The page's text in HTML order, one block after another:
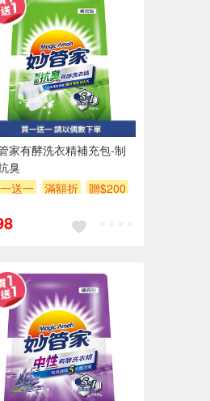
家有酵洗衣精補充包-制
臭
送一
滿額折 贈$200